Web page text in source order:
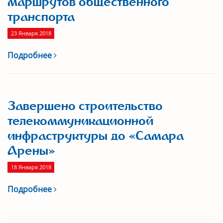
транспорта
23 Января 2018
Подробнее
Завершено строительство
телекоммуникационной
инфраструктуры до «Самара
Арены»
18 Января 2018
Подробнее